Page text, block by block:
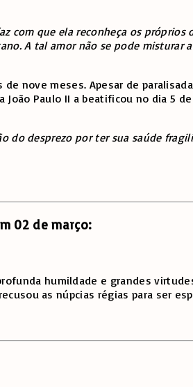
com que ela reconheça os
A tal amor não se pode misturar
nove meses. Apesar de
Paulo II a beatificou no dia 5
do desprezo por ter sua saúde
02 de março:
humildade e grandes
as núpcias régias para ser